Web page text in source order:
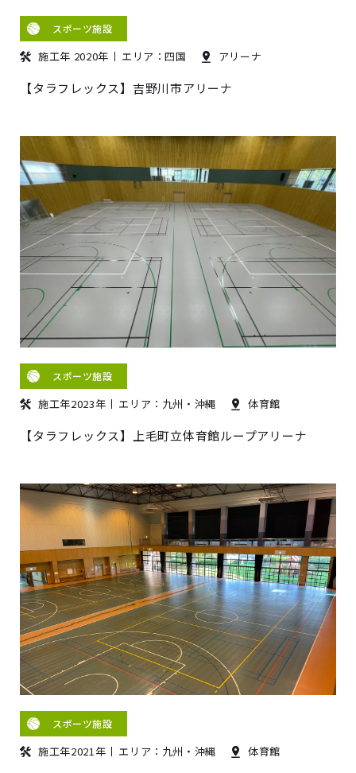
スポーツ施設
施工年 2020年 エリア：四国 アリーナ
【タラフレックス】吉野川市アリーナ
スポーツ施設
施工年2023年 エリア：九州・沖縄 体育館
【タラフレックス】上毛町立体育館ループアリーナ
スポーツ施設
施工年2021年 エリア：九州・沖縄 体育館